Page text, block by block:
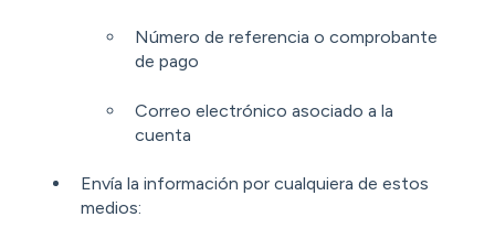
Número de referencia o comprobante
de pago
Correo electrónico asociado a la
cuenta
Envía la información por cualquiera de estos
medios: